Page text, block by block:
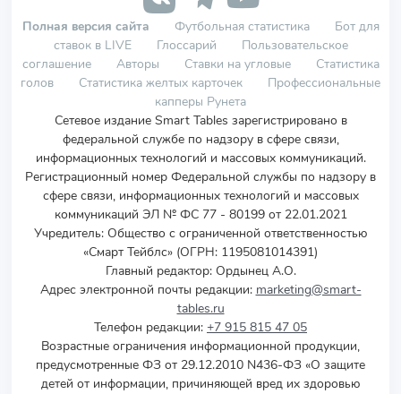
Полная версия сайта Футбольная статистика
Бот для
ставок в LIVE
Глоссарий
Пользовательское
соглашение
Авторы Ставки на угловые
Статистика
голов
Статистика желтых карточек
Профессиональные
капперы Рунета
Сетевое издание Smart Tables зарегистрировано в
федеральной службе по надзору в сфере связи,
информационных технологий и массовых коммуникаций.
Регистрационный номер Федеральной службы по надзору в
сфере связи, информационных технологий и массовых
коммуникаций ЭЛ № ФС 77 - 80199 от 22.01.2021
Учредитель: Общество с ограниченной ответственностью
«Смарт Тейблс» (ОГРН: 1195081014391)
Главный редактор: Ордынец А.О.
Адрес электронной почты редакции: marketing@smart-
tables.ru
Телефон редакции: +7 915 815 47 05
Возрастные ограничения информационной продукции,
предусмотренные ФЗ от 29.12.2010 N436-ФЗ «О защите
детей от информации, причиняющей вред их здоровью